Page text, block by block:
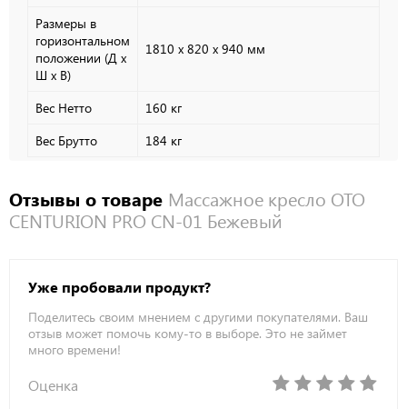
Размеры в
горизонтальном
положении (Д х
Ш х В)
1810 х 820 х 940 мм
Вес Нетто
160 кг
Вес Брутто
184 кг
Отзывы о товаре Массажное кресло OTO
CENTURION PRO CN-01 Бежевый
Уже пробовали продукт?
Поделитесь своим мнением с другими покупателями. Ваш
отзыв может помочь кому-то в выборе. Это не займет
много времени!
Оценка